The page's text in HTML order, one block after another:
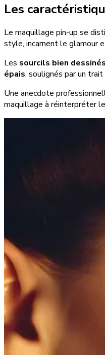
Les
Le maquillage pin-up se
style, incarnent le glamour
Les sourcils bien dessinés
épais, soulignés par un
Une anecdote
maquillage à réinterpréter